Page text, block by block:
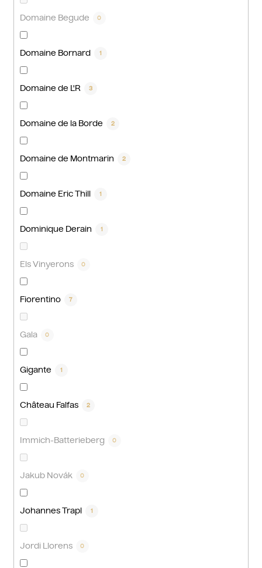
Domaine Begude 0
Domaine Bornard 1
Domaine de L'R 3
Domaine de la Borde 2
Domaine de Montmarin 2
Domaine Eric Thill 1
Dominique Derain 1
Els Vinyerons 0
Fiorentino 7
Gala 0
Gigante 1
Château Falfas 2
Immich-Batterieberg 0
Jakub Novák 0
Johannes Trapl 1
Jordi Llorens 0